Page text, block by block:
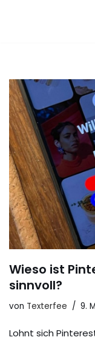
Wieso ist
sinnvoll?
von Texterfee 9.
Lohnt sich